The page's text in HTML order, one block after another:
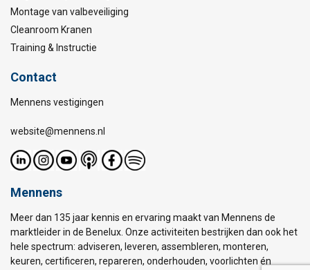
Montage van valbeveiliging
Cleanroom Kranen
Training & Instructie
Contact
Mennens vestigingen
website@mennens.nl
Mennens
Meer dan 135 jaar kennis en ervaring maakt van Mennens de
marktleider in de Benelux. Onze activiteiten bestrijken dan ook het
hele spectrum: adviseren, leveren, assembleren, monteren,
keuren, certificeren, repareren, onderhouden, voorlichten én